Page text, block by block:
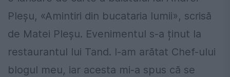
Pleșu, «Amintiri din bucataria lumii», scrisă
de Matei Pleșu. Evenimentul s-a ținut la
restaurantul lui Tand. I-am arătat Chef-ului
blogul meu, iar acesta mi-a spus că se